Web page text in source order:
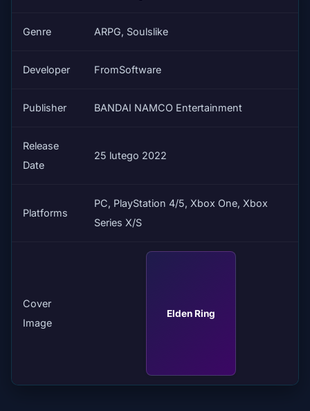
Genre ARPG, Soulslike
Developer FromSoftware
Publisher BANDAI NAMCO Entertainment
Release
Date
25 lutego 2022
Platforms
PC, PlayStation 4/5, Xbox One, Xbox
Series X/S
Cover
Image
Elden Ring